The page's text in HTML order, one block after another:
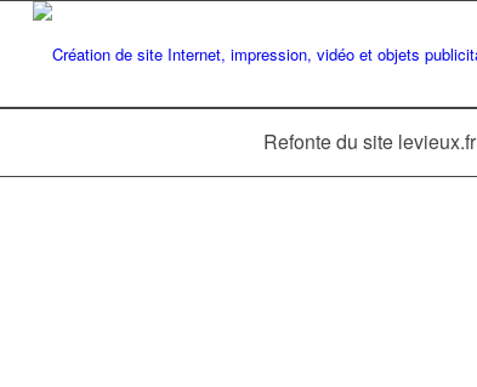
Refonte du site levieux.fr